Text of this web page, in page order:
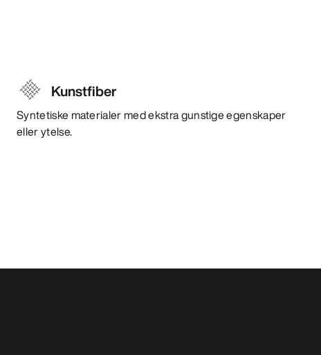
Kunstfiber
Syntetiske materialer med ekstra gunstige egenskaper
eller ytelse.